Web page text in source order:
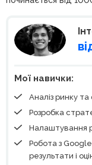
Мої навички:
Аналіз ринку та
Розробка
Налаштування
Робота з
результати і